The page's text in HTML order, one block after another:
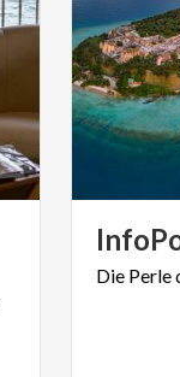
Die Perle